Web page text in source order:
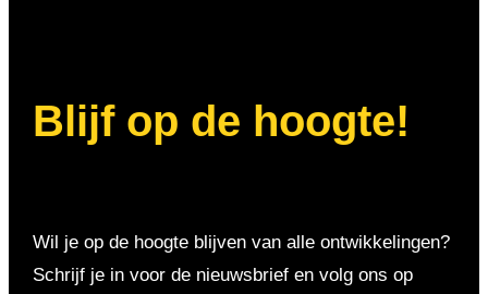
Blijf op de hoogte!
Wil je op de hoogte blijven van alle ontwikkelingen?
Schrijf je in voor de nieuwsbrief en volg ons op